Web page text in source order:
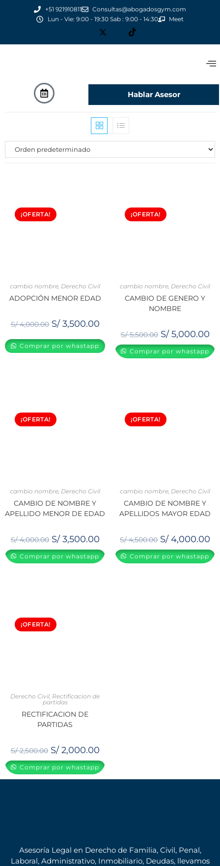
+51 921910811
Consultas@abogadosgym.com
Lun - Vie: 9:00 - 19:30 Sab : 9:00 - 14:30
Meet
Hablar Asesor
¡OFERTA!
cambio nombre Derecho Civil
ADOPCIÓN MENOR EDAD
S/4,000.00 S/3,500.00
Comprar por whastapp
¡OFERTA!
cambio nombre Derecho Civil
CAMBIO DE GENERO Y
NOMBRE
S/5,500.00 S/5,000.00
Comprar por whastapp
¡OFERTA!
cambio nombre Derecho Civil
CAMBIO DE NOMBRE Y
APELLIDO MENOR DE EDAD
S/4,000.00 S/3,500.00
Comprar por whastapp
¡OFERTA!
cambio nombre Derecho Civil
CAMBIO DE NOMBRE Y
APELLIDOS MAYOR EDAD
S/4,500.00 S/4,000.00
Comprar por whastapp
¡OFERTA!
Derecho Civil Rectificacion de
partidas
RECTIFICACION DE
PARTIDAS
S/2,500.00 S/2,000.00
Comprar por whastapp
Asesoría Legal en Derecho de Familia, Civil, Penal,
Laboral, Administrativo, Inmobiliario, Deudas, llevamos